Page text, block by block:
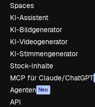
Spaces
KI-Assistent
KI-Bildgenerator
KI-Videogenerator
KI-Stimmengenerator
Stock-Inhalte
MCP für Claude/ChatGPT
Agenten Neu
API